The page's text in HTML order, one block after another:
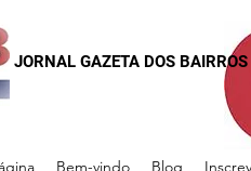
JORNAL GAZETA DOS
Bem-vindo Blog